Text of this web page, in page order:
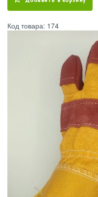
Код товара: 174